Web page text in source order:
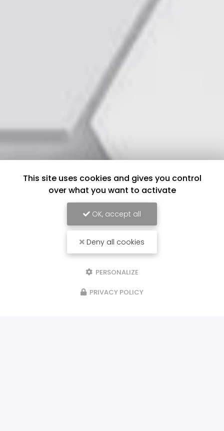
This site uses cookies and gives you control
over what you want to activate
OK, accept all
Deny all cookies
PERSONALIZE
PRIVACY POLICY